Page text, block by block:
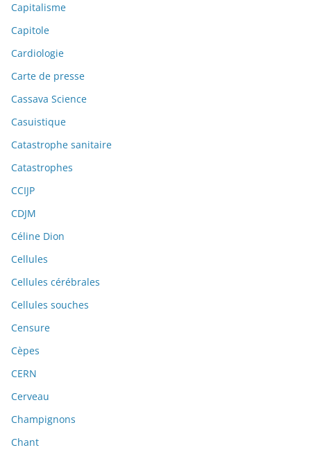
Capitalisme
Capitole
Cardiologie
Carte de presse
Cassava Science
Casuistique
Catastrophe sanitaire
Catastrophes
CCIJP
CDJM
Céline Dion
Cellules
Cellules cérébrales
Cellules souches
Censure
Cèpes
CERN
Cerveau
Champignons
Chant